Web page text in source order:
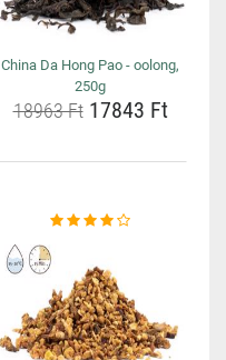
China Da Hong Pao - oolong,
250g
18963 Ft17843 Ft